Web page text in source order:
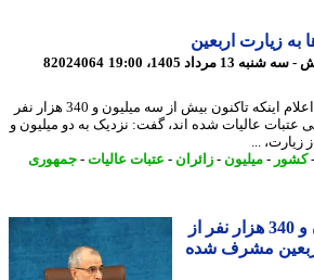
اربعین
82024064
رییس ستاد مرکزی اربعین با اعلام اینکه تاکنون بیش از سه میلیون و 340 هزار نفر
عالیات شده اند، گفت: نزدیک به دو میلیون و
-میلیون-زائران- عتبات عالیات-جمهوری
بیش از سه میلیون و 340 هزار نفر از
مشرف شده